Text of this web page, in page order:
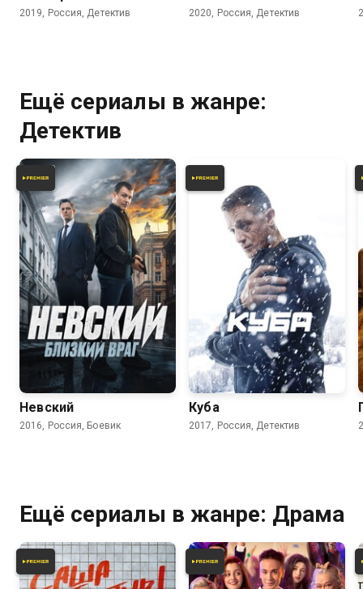
2019, Россия, Детектив 2020, Россия, Детектив
Ещё сериалы в жанре:
Детектив
Невский
2016, Россия, Боевик
8.0
Куба
2017, Россия, Детектив
Ещё сериалы в жанре: Драма